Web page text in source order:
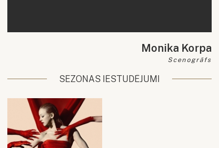
Monika Korpa
Scenogrāfs
SEZONAS IESTUDĒJUMI